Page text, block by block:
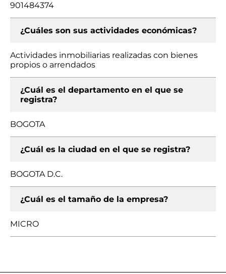
901484374
¿Cuáles son sus actividades económicas?
Actividades inmobiliarias realizadas con bienes
propios o arrendados
¿Cuál es el departamento en el que se
registra?
BOGOTA
¿Cuál es la ciudad en el que se registra?
BOGOTA D.C.
¿Cuál es el tamaño de la empresa?
MICRO